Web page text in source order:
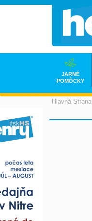
Hlavná Strana
JARNÉ
POMÔCKY